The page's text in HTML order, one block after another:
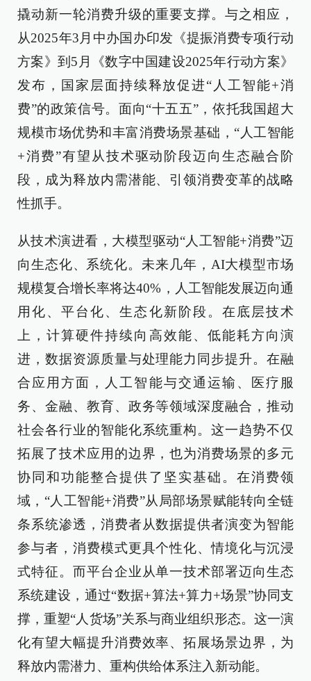
撬动新一轮消费升级的重要支撑。与之相应，
从2025年3月中办国办印发《提振消费专项行动
方案》到5月《数字中国建设2025年行动方案》
发布，国家层面持续释放促进“人工智能+消
费”的政策信号。面向“十五五”，依托我国超大
规模市场优势和丰富消费场景基础，“人工智能
+消费”有望从技术驱动阶段迈向生态融合阶
段，成为释放内需潜能、引领消费变革的战略
性抓手。
从技术演进看，大模型驱动“人工智能+消费”迈
向生态化、系统化。未来几年，AI大模型市场
规模复合增长率将达40%，人工智能发展迈向通
用化、平台化、生态化新阶段。在底层技术
上，计算硬件持续向高效能、低能耗方向演
进，数据资源质量与处理能力同步提升。在融
合应用方面，人工智能与交通运输、医疗服
务、金融、教育、政务等领域深度融合，推动
社会各行业的智能化系统重构。这一趋势不仅
拓展了技术应用的边界，也为消费场景的多元
协同和功能整合提供了坚实基础。在消费领
域，“人工智能+消费”从局部场景赋能转向全链
条系统渗透，消费者从数据提供者演变为智能
参与者，消费模式更具个性化、情境化与沉浸
式特征。而平台企业从单一技术部署迈向生态
系统建设，通过“数据+算法+算力+场景”协同支
撑，重塑“人货场”关系与商业组织形态。这一演
化有望大幅提升消费效率、拓展场景边界，为
释放内需潜力、重构供给体系注入新动能。